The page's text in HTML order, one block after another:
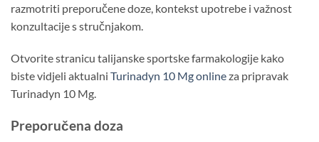
razmotriti preporučene doze, kontekst upotrebe i važnost
konzultacije s stručnjakom.
Otvorite stranicu talijanske sportske farmakologije kako
biste vidjeli aktualni Turinadyn 10 Mg onlineza pripravak
Turinadyn 10 Mg.
Preporučena doza